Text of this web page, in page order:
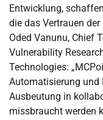
Entwicklung,
die das Vertrauen
Oded Vanunu, Chief
Vulnerability
Technologies:
Automatisierung
Ausbeutung in
missbraucht werden